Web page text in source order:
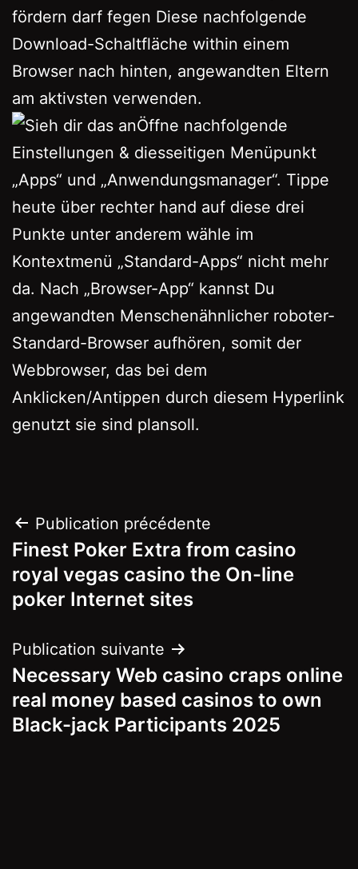
fördern darf fegen Diese nachfolgende
Download-Schaltfläche within einem
Browser nach hinten, angewandten Eltern
am aktivsten verwenden.
Öffne nachfolgende
Einstellungen & diesseitigen Menüpunkt
„Apps“ und „Anwendungsmanager“. Tippe
heute über rechter hand auf diese drei
Punkte unter anderem wähle im
Kontextmenü „Standard-Apps“ nicht mehr
da. Nach „Browser-App“ kannst Du
angewandten Menschenähnlicher roboter-
Standard-Browser aufhören, somit der
Webbrowser, das bei dem
Anklicken/Antippen durch diesem Hyperlink
genutzt sie sind plansoll.
Navigation
de
l’article
Publication précédente
Finest Poker Extra from casino
royal vegas casino the On-line
poker Internet sites
Publication suivante
Necessary Web casino craps online
real money based casinos to own
Black-jack Participants 2025